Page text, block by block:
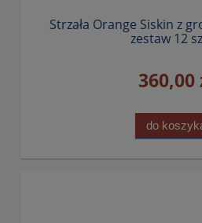
Strzała Orange Siskin z
zestaw 12
360,00
do